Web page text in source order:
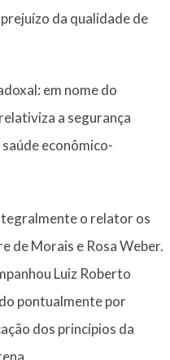
da qualidade de
em nome do
a segurança
econômico-
o relator os
de Morais e Rosa Weber.
Luiz Roberto
pontualmente por
dos princípios da